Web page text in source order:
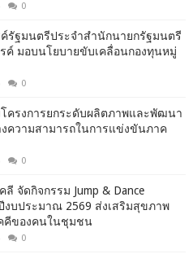
0
รัฐมนตรีประจำสำนักนายกรัฐมนตรี
ค์ มอบนโยบายขับเคลื่อนกองทุนหมู่
0
โครงการยกระดับผลิตภาพและพัฒนา
งความสามารถในการแข่งขันภาค
0
ลี จัดกิจกรรม Jump & Dance
งบประมาณ 2569 ส่งเสริมสุขภาพ
คีของคนในชุมชน
0